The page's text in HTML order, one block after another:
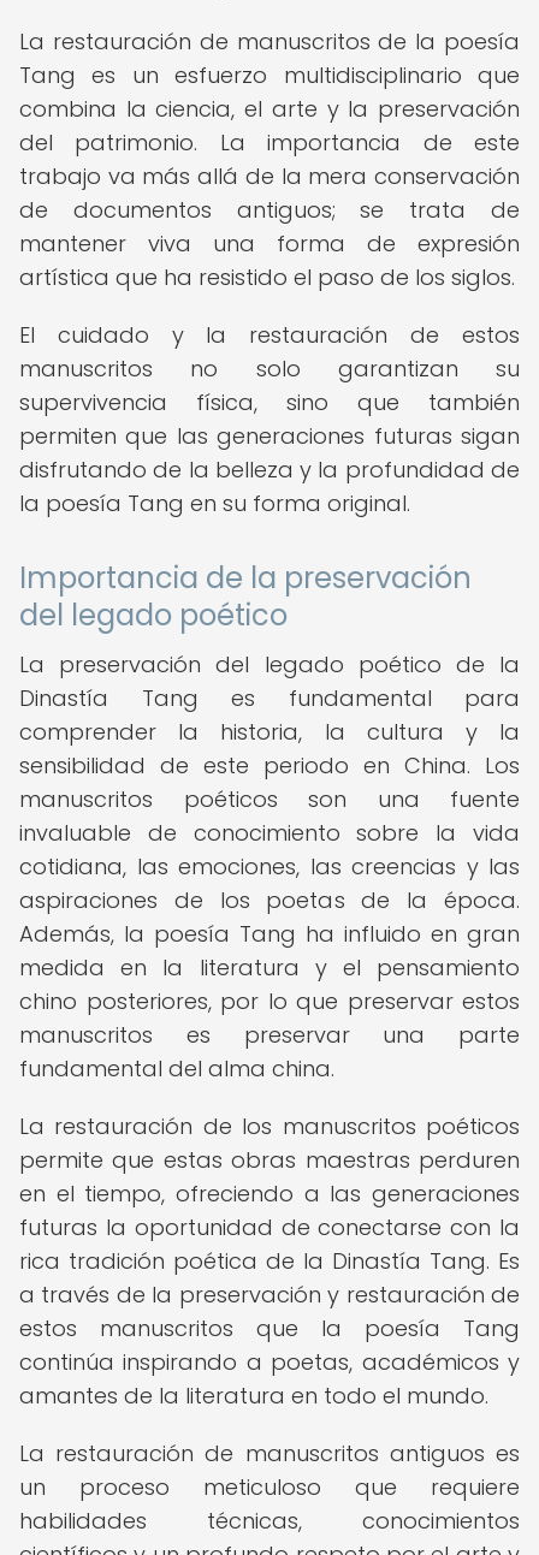
La restauración de manuscritos de la poesía
Tang es un esfuerzo multidisciplinario que
combina la ciencia, el arte y la preservación
del patrimonio. La importancia de este
trabajo va más allá de la mera conservación
de documentos antiguos; se trata de
mantener viva una forma de expresión
artística que ha resistido el paso de los siglos.
El cuidado y la restauración de estos
manuscritos no solo garantizan su
supervivencia física, sino que también
permiten que las generaciones futuras sigan
disfrutando de la belleza y la profundidad de
la poesía Tang en su forma original.
Importancia de la preservación
del legado poético
La preservación del legado poético de la
Dinastía Tang es fundamental para
comprender la historia, la cultura y la
sensibilidad de este periodo en China. Los
manuscritos poéticos son una fuente
invaluable de conocimiento sobre la vida
cotidiana, las emociones, las creencias y las
aspiraciones de los poetas de la época.
Además, la poesía Tang ha influido en gran
medida en la literatura y el pensamiento
chino posteriores, por lo que preservar estos
manuscritos es preservar una parte
fundamental del alma china.
La restauración de los manuscritos poéticos
permite que estas obras maestras perduren
en el tiempo, ofreciendo a las generaciones
futuras la oportunidad de conectarse con la
rica tradición poética de la Dinastía Tang. Es
a través de la preservación y restauración de
estos manuscritos que la poesía Tang
continúa inspirando a poetas, académicos y
amantes de la literatura en todo el mundo.
La restauración de manuscritos antiguos es
un proceso meticuloso que requiere
habilidades técnicas, conocimientos